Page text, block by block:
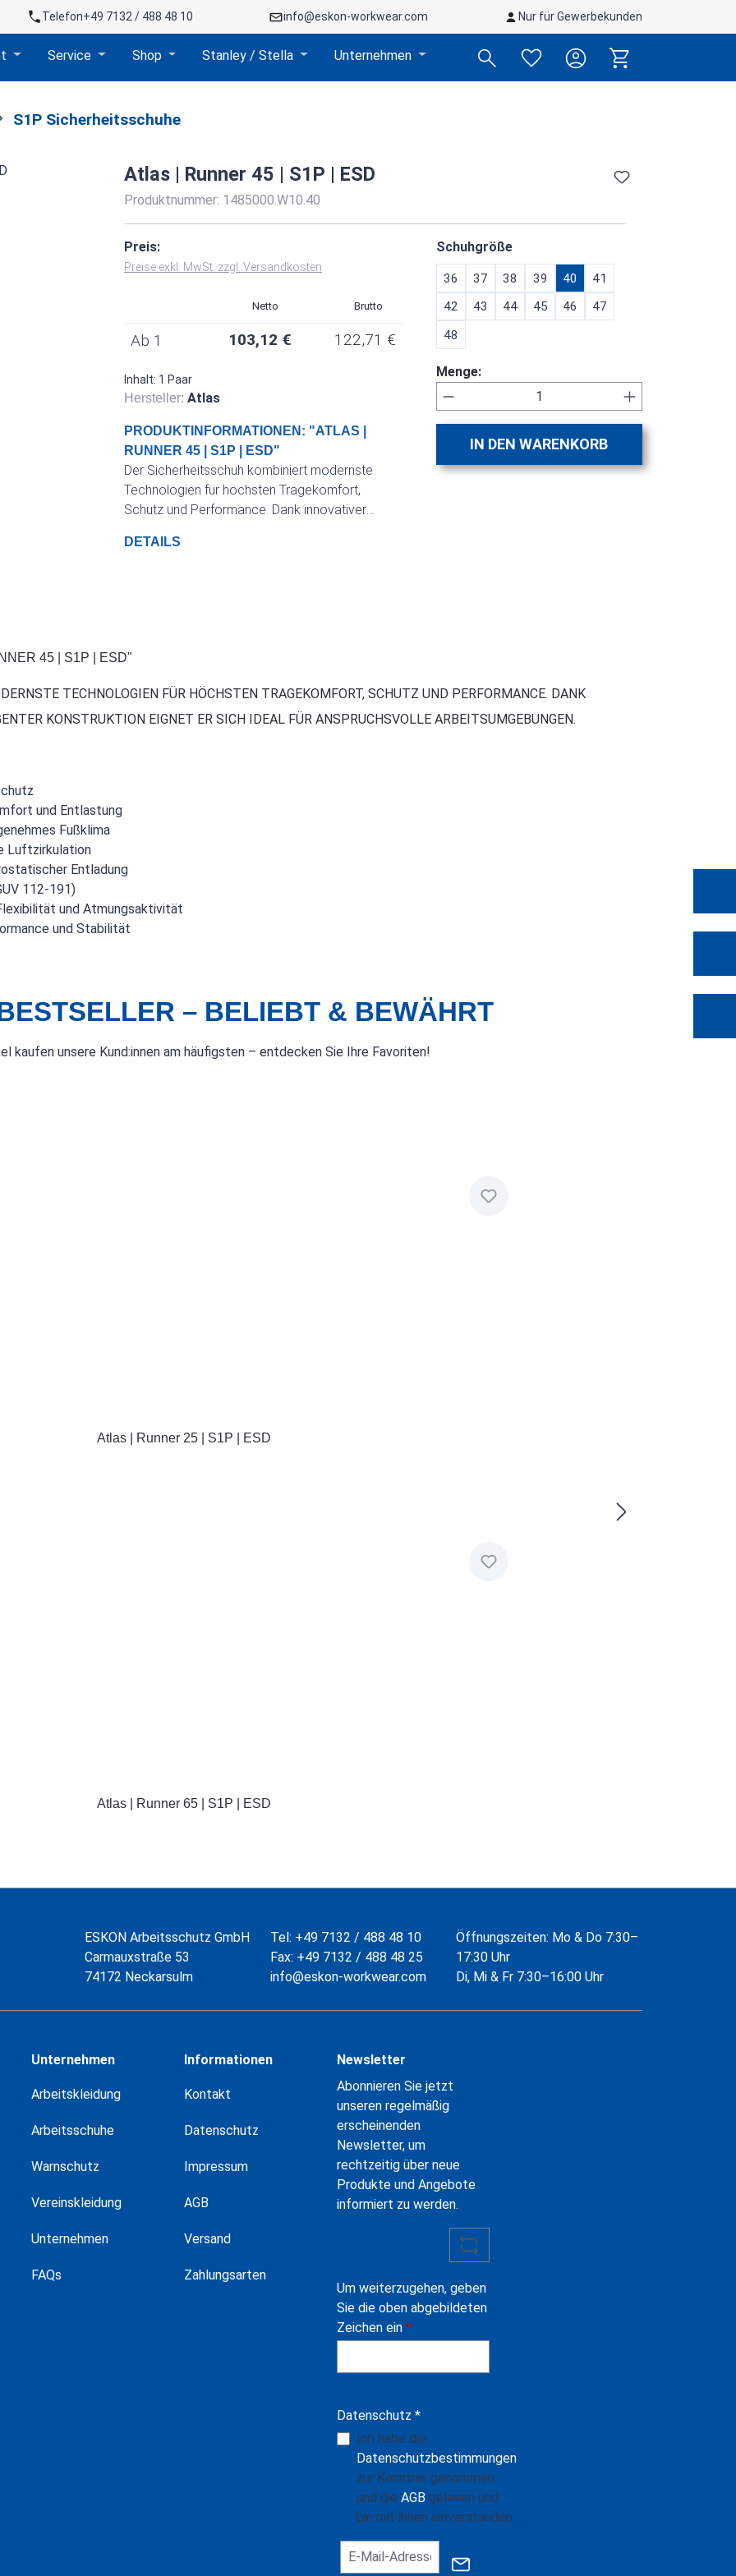
Telefon+49 7132 / 488 48 10 info@eskon-workwear.com Nur für Gewerbekunden
Service Shop Stanley / Stella Unternehmen
S1P Sicherheitsschuhe
Atlas | Runner 45 | S1P | ESD
Produktnummer: 1485000.W10.40
Preis:
Preise exkl. MwSt. zzgl. Versandkosten
Netto Brutto
Ab 1 103,12 € 122,71 €
Inhalt: 1 Paar
Hersteller: Atlas
PRODUKTINFORMATIONEN: "ATLAS |
RUNNER 45 | S1P | ESD"
Der Sicherheitsschuh kombiniert modernste
Technologien für höchsten Tragekomfort,
Schutz und Performance. Dank innovativer
er sich ideal für anspruchsvolle
DETAILS
Schuhgrößeauswählen
36 37 38 39 40
41
42
43 44 45 46
47
48
Menge:
Produkt Anzahl: Gib den
IN DEN WARENKORB
45 | S1P | ESD"
TECHNOLOGIEN FÜR HÖCHSTEN TRAGEKOMFORT, SCHUTZ UND PERFORMANCE. DANK
KONSTRUKTION EIGNET ER SICH IDEAL FÜR ANSPRUCHSVOLLE ARBEITSUMGEBUNGEN.
und Entlastung
Fußklima
Luftzirkulation
Entladung
112-191)
und Atmungsaktivität
und Stabilität
– BELIEBT & BEWÄHRT
kaufen unsere Kund:innen am häufigsten – entdecken Sie Ihre Favoriten!
DETAILS
Atlas | Runner 25 | S1P | ESD
DETAILS
Atlas | Runner 65 | S1P | ESD
ESKON Arbeitsschutz GmbH
Carmauxstraße 53
74172 Neckarsulm
Tel: +49 7132 / 488 48 10
Fax: +49 7132 / 488 48 25
info@eskon-workwear.com
Öffnungszeiten: Mo & Do 7:30–
17:30 Uhr
Di, Mi & Fr 7:30–16:00 Uhr
Unternehmen
Arbeitskleidung
Arbeitsschuhe
Warnschutz
Vereinskleidung
Unternehmen
FAQs
Informationen
Kontakt
Datenschutz
Impressum
AGB
Versand
Zahlungsarten
Newsletter
Abonnieren Sie jetzt
unseren regelmäßig
erscheinenden
Newsletter, um
rechtzeitig über neue
Produkte und Angebote
informiert zu werden.
Um weiterzugehen, geben
Sie die oben abgebildeten
Zeichen ein *
Datenschutz *
Ich habe die
Datenschutzbestimmungen
zur Kenntnis genommen
und die AGB gelesen und
bin mit ihnen einverstanden.